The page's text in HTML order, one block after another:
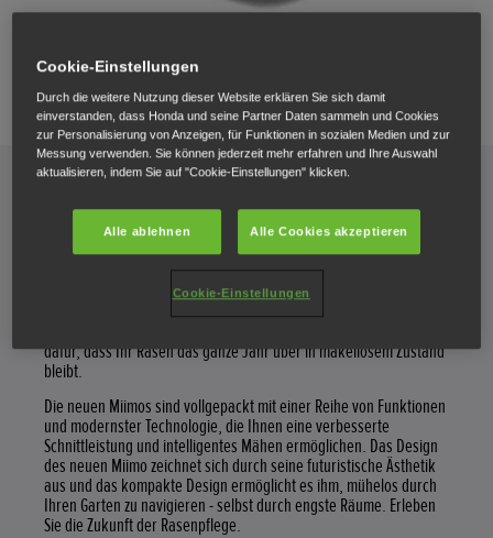
Honda Miimo gewinnt den Red Dot
Design Award 2024!
Honda hat es sich zur Aufgabe gemacht, die Rasenpflege zu
revolutionieren, und unsere neueste Miimo-Reihe ist ein Beweis
für unser Engagement für Innovation und Exzellenz. Unsere
dafür, dass Ihr Rasen das ganze Jahr über in makellosem Zustand
bleibt.
Die neuen Miimos sind vollgepackt mit einer Reihe von Funktionen
und modernster Technologie, die Ihnen eine verbesserte
Schnittleistung und intelligentes Mähen ermöglichen. Das Design
des neuen Miimo zeichnet sich durch seine futuristische Ästhetik
aus und das kompakte Design ermöglicht es ihm, mühelos durch
Ihren Garten zu navigieren - selbst durch engste Räume. Erleben
Sie die Zukunft der Rasenpflege.
Cookie-Einstellungen
Durch die weitere Nutzung dieser Website erklären Sie sich damit
einverstanden, dass Honda und seine Partner Daten sammeln und Cookies
zur Personalisierung von Anzeigen, für Funktionen in sozialen Medien und zur
Messung verwenden. Sie können jederzeit mehr erfahren und Ihre Auswahl
aktualisieren, indem Sie auf "Cookie-Einstellungen" klicken.
Alle ablehnen Alle Cookies akzeptieren
Cookie-Einstellungen